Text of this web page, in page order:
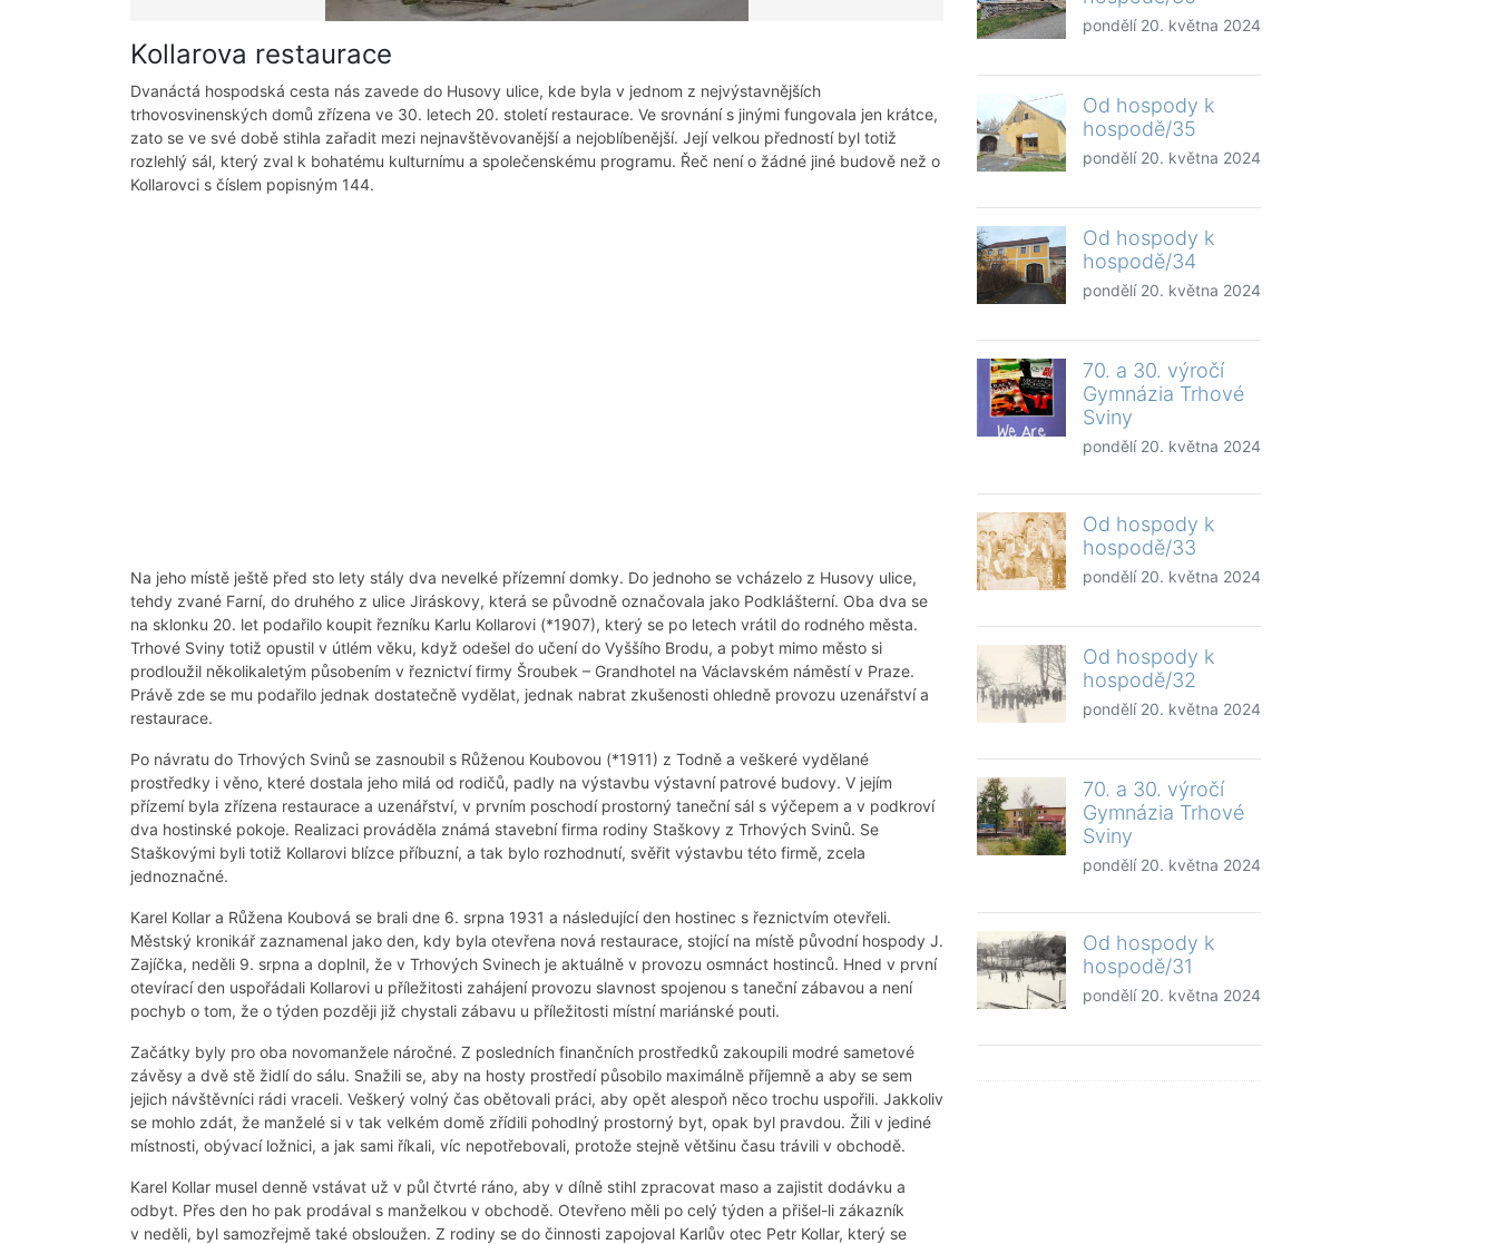
Kollarova restaurace
Dvanáctá hospodská cesta nás zavede do Husovy ulice, kde byla v jednom z nejvýstavnějších
trhovosvinenských domů zřízena ve 30. letech 20. století restaurace. Ve srovnání s jinými fungovala jen krátce,
zato se ve své době stihla zařadit mezi nejnavštěvovanější a nejoblíbenější. Její velkou předností byl totiž
rozlehlý sál, který zval k bohatému kulturnímu a společenskému programu. Řeč není o žádné jiné budově než o
Kollarovci s číslem popisným 144.
Na jeho místě ještě před sto lety stály dva nevelké přízemní domky. Do jednoho se vcházelo z Husovy ulice,
tehdy zvané Farní, do druhého z ulice Jiráskovy, která se původně označovala jako Podklášterní. Oba dva se
na sklonku 20. let podařilo koupit řezníku Karlu Kollarovi (*1907), který se po letech vrátil do rodného města.
Trhové Sviny totiž opustil v útlém věku, když odešel do učení do Vyššího Brodu, a pobyt mimo město si
prodloužil několikaletým působením v řeznictví firmy Šroubek – Grandhotel na Václavském náměstí v Praze.
Právě zde se mu podařilo jednak dostatečně vydělat, jednak nabrat zkušenosti ohledně provozu uzenářství a
restaurace.
Po návratu do Trhových Svinů se zasnoubil s Růženou Koubovou (*1911) z Todně a veškeré vydělané
prostředky i věno, které dostala jeho milá od rodičů, padly na výstavbu výstavní patrové budovy. V jejím
přízemí byla zřízena restaurace a uzenářství, v prvním poschodí prostorný taneční sál s výčepem a v podkroví
dva hostinské pokoje. Realizaci prováděla známá stavební firma rodiny Staškovy z Trhových Svinů. Se
Staškovými byli totiž Kollarovi blízce příbuzní, a tak bylo rozhodnutí, svěřit výstavbu této firmě, zcela
jednoznačné.
Karel Kollar a Růžena Koubová se brali dne 6. srpna 1931 a následující den hostinec s řeznictvím otevřeli.
Městský kronikář zaznamenal jako den, kdy byla otevřena nová restaurace, stojící na místě původní hospody J.
Zajíčka, neděli 9. srpna a doplnil, že v Trhových Svinech je aktuálně v provozu osmnáct hostinců. Hned v první
otevírací den uspořádali Kollarovi u příležitosti zahájení provozu slavnost spojenou s taneční zábavou a není
pochyb o tom, že o týden později již chystali zábavu u příležitosti místní mariánské pouti.
Začátky byly pro oba novomanžele náročné. Z posledních finančních prostředků zakoupili modré sametové
závěsy a dvě stě židlí do sálu. Snažili se, aby na hosty prostředí působilo maximálně příjemně a aby se sem
jejich návštěvníci rádi vraceli. Veškerý volný čas obětovali práci, aby opět alespoň něco trochu uspořili. Jakkoliv
se mohlo zdát, že manželé si v tak velkém domě zřídili pohodlný prostorný byt, opak byl pravdou. Žili v jediné
místnosti, obývací ložnici, a jak sami říkali, víc nepotřebovali, protože stejně většinu času trávili v obchodě.
Karel Kollar musel denně vstávat už v půl čtvrté ráno, aby v dílně stihl zpracovat maso a zajistit dodávku a
odbyt. Přes den ho pak prodával s manželkou v obchodě. Otevřeno měli po celý týden a přišel-li zákazník
v neděli, byl samozřejmě také obsloužen. Z rodiny se do činnosti zapojoval Karlův otec Petr Kollar, který se
pondělí 20. května 2024
Od hospody k
hospodě/35
pondělí 20. května 2024
Od hospody k
hospodě/34
pondělí 20. května 2024
70. a 30. výročí
Gymnázia Trhové
Sviny
pondělí 20. května 2024
Od hospody k
hospodě/33
pondělí 20. května 2024
Od hospody k
hospodě/32
pondělí 20. května 2024
70. a 30. výročí
Gymnázia Trhové
Sviny
pondělí 20. května 2024
Od hospody k
hospodě/31
pondělí 20. května 2024